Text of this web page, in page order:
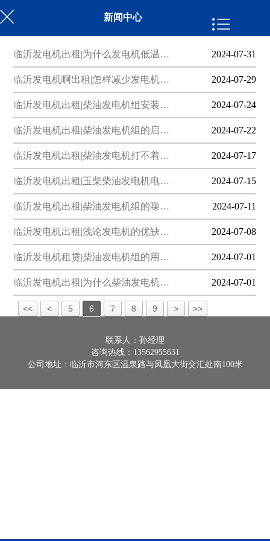
新闻中心
临沂发电机出租|为什么发电机低温… 2024-07-31
临沂发电机啊出租|怎样减少发电机… 2024-07-29
临沂发电机出租|柴油发电机组安装… 2024-07-24
临沂发电机出租|柴油发电机组的启… 2024-07-22
临沂发电机出租|柴油发电机打不着… 2024-07-17
临沂发电机出租|玉柴柴油发电机电… 2024-07-15
临沂发电机出租|柴油发电机组的噪… 2024-07-11
临沂发电机出租|浅论发电机的优缺… 2024-07-08
临沂发电机租赁|柴油发电机组的用… 2024-07-01
临沂发电机出租|为什么柴油发电机… 2024-07-01
<< < 5 6 7 8 9 > >>
联系人：孙经理
咨询热线：13562955631
公司地址：临沂市河东区温泉路与凤凰大街交汇处南100米